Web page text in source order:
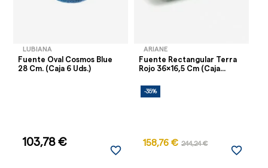
LUBIANA
Fuente Oval Cosmos Blue
28 Cm. (Caja 6 Uds.)
103,78 €
favorite_border
ARIANE
Fuente Rectangular Terra
Rojo 36x16,5 Cm (Caja...
-35%
158,76 € 244,24 €
favorite_border